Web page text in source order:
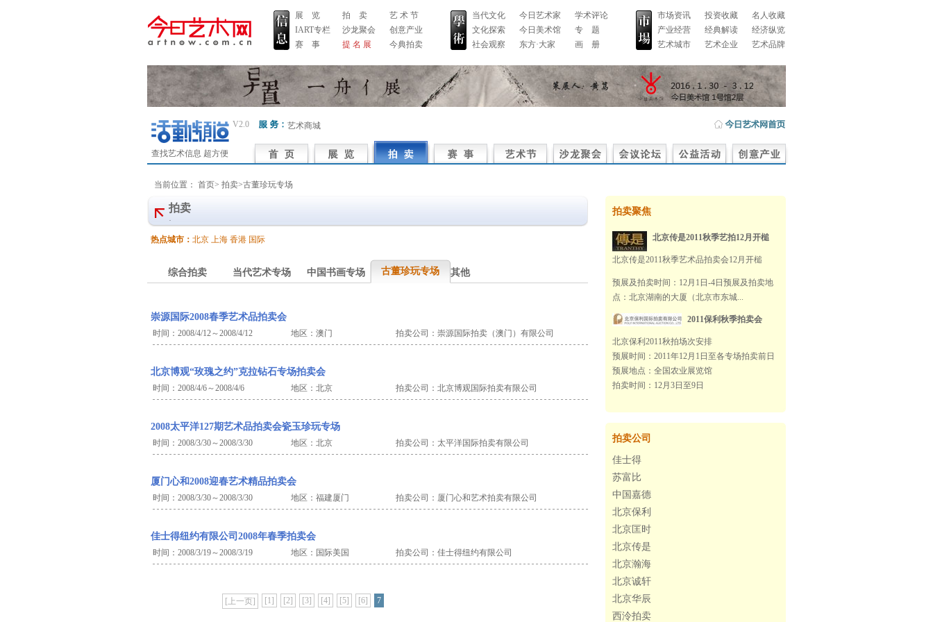
展 览
IART专栏
赛 事
拍 卖
沙龙聚会
提 名 展
艺 术 节
创意产业
今典拍卖
当代文化
文化探索
社会观察
今日艺术家
今日美术馆
东方·大家
学术评论
专 题
画 册
市场资讯
产业经营
艺术城市
投资收藏
经典解读
艺术企业
名人收藏
经济纵览
艺术品牌
查找艺术信息 超方便
V2.0 艺术商城
当前位置： 首页> 拍卖>古董珍玩专场
拍卖
·
热点城市： 北京 上海 香港 国际
综合拍卖 当代艺术专场 中国书画专场 古董珍玩专场 其他
崇源国际2008春季艺术品拍卖会
时间：2008/4/12～2008/4/12 地区：澳门 拍卖公司：崇源国际拍卖（澳门）有限公司
北京博观“玫瑰之约”克拉钻石专场拍卖会
时间：2008/4/6～2008/4/6 地区：北京 拍卖公司：北京博观国际拍卖有限公司
2008太平洋127期艺术品拍卖会瓷玉珍玩专场
时间：2008/3/30～2008/3/30 地区：北京 拍卖公司：太平洋国际拍卖有限公司
厦门心和2008迎春艺术精品拍卖会
时间：2008/3/30～2008/3/30 地区：福建厦门 拍卖公司：厦门心和艺术拍卖有限公司
佳士得纽约有限公司2008年春季拍卖会
时间：2008/3/19～2008/3/19 地区：国际美国 拍卖公司：佳士得纽约有限公司
[上一页] [1] [2] [3] [4] [5] [6] 7
拍卖聚焦
北京传是2011秋季艺拍12月开槌
北京传是2011秋季艺术品拍卖会12月开槌
预展及拍卖时间：12月1日-4日预展及拍卖地
点：北京湖南的大厦（北京市东城...
2011保利秋季拍卖会
北京保利2011秋拍场次安排
预展时间：2011年12月1日至各专场拍卖前日
预展地点：全国农业展览馆
拍卖时间：12月3日至9日
拍卖公司
佳士得
苏富比
中国嘉德
北京保利
北京匡时
北京传是
北京瀚海
北京诚轩
北京华辰
西泠拍卖